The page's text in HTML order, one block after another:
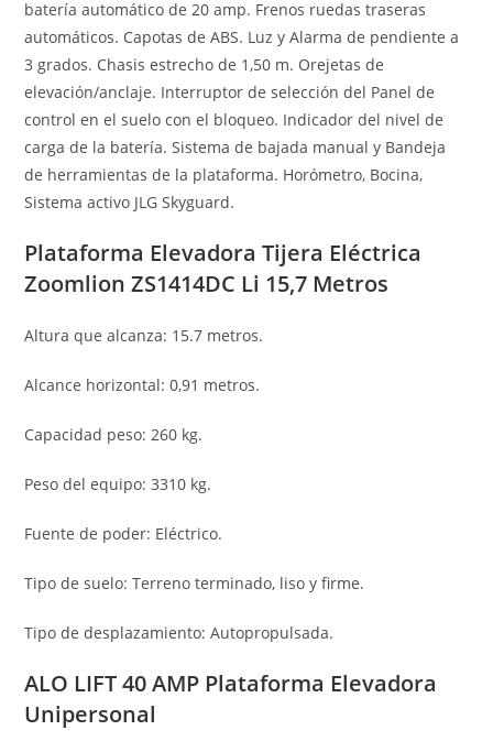
batería automático de 20 amp. Frenos ruedas traseras
automáticos. Capotas de ABS. Luz y Alarma de pendiente a
3 grados. Chasis estrecho de 1,50 m. Orejetas de
elevación/anclaje. Interruptor de selección del Panel de
control en el suelo con el bloqueo. Indicador del nivel de
carga de la batería. Sistema de bajada manual y Bandeja
de herramientas de la plataforma. Horómetro, Bocina,
Sistema activo JLG Skyguard.
Plataforma Elevadora Tijera Eléctrica
Zoomlion ZS1414DC Li 15,7 Metros
Altura que alcanza: 15.7 metros.
Alcance horizontal: 0,91 metros.
Capacidad peso: 260 kg.
Peso del equipo: 3310 kg.
Fuente de poder: Eléctrico.
Tipo de suelo: Terreno terminado, liso y firme.
Tipo de desplazamiento: Autopropulsada.
ALO LIFT 40 AMP Plataforma Elevadora
Unipersonal